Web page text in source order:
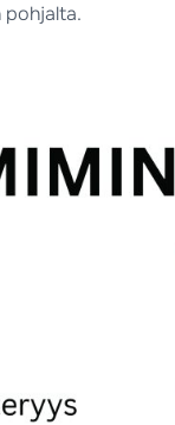
pohjalta.